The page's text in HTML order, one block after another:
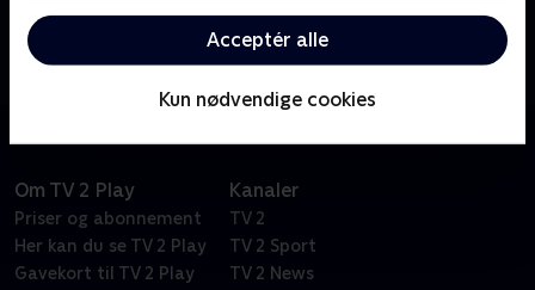
Acceptér alle
Kun nødvendige cookies
app, forsøger de at løse alle de problemer de havde i
skolen, men det sender dem til gengæld ud på et
virkelighedsbøjende eventyr.
Om TV 2 Play
Priser og abonnement
Her kan du se TV 2 Play
Gavekort til TV 2 Play
Kanaler
TV 2
TV 2 Sport
TV 2 News